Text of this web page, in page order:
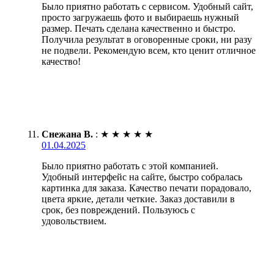
Было приятно работать с сервисом. Удобный сайт,
просто загружаешь фото и выбираешь нужный
размер. Печать сделана качественно и быстро.
Получила результат в оговоренные сроки, ни разу
не подвели. Рекомендую всем, кто ценит отличное
качество!
Снежана В. : ★ ★ ★ ★ ★
01.04.2025
Было приятно работать с этой компанией.
Удобный интерфейс на сайте, быстро собралась
картинка для заказа. Качество печати порадовало,
цвета яркие, детали четкие. Заказ доставили в
срок, без повреждений. Пользуюсь с
удовольствием.